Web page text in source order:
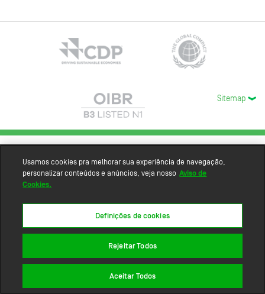
Sitemap
Usamos cookies pra melhorar sua experiência de navegação,
personalizar conteúdos e anúncios, veja nosso Aviso de
Cookies.
Definições de cookies
Rejeitar Todos
Aceitar Todos